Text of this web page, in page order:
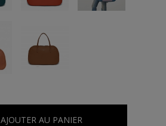
AJOUTER AU PANIER